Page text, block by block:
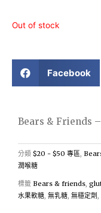
Out of stock
Facebook
Bears & Friends
分類 $20 - $50 專區
潤喉糖
標籤 Bears & friends
水果軟糖 無乳糖 無穩定劑